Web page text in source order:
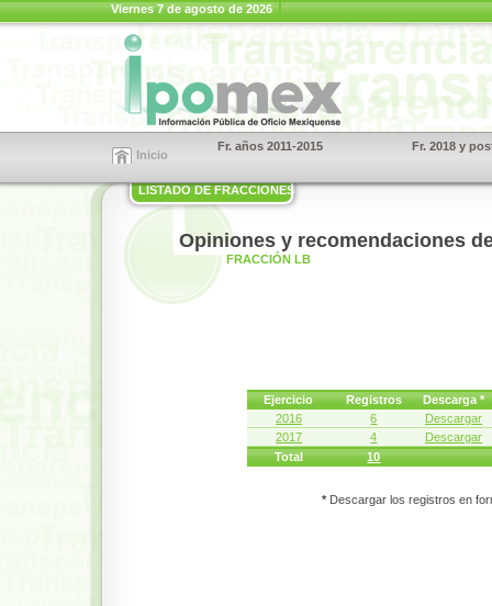
Viernes 7 de agosto de 2026
Inicio
Fr. años 2011-2015 Fr. 2018 y
LISTADO DE FRACCIONES
Opiniones y recomendaciones
FRACCIÓN LB
Ejercicio Registros
Descarga *
2016
6
Descargar
2017
4
Descargar
Total
10
* Descargar los registros en